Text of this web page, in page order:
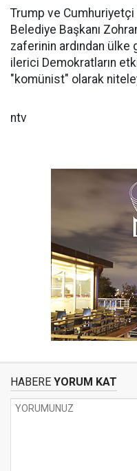
Trump ve
Belediye Başkanı
zaferinin ardından
ilerici Demokratların
"komünist" olarak
ntv
HABERE YORUM KAT